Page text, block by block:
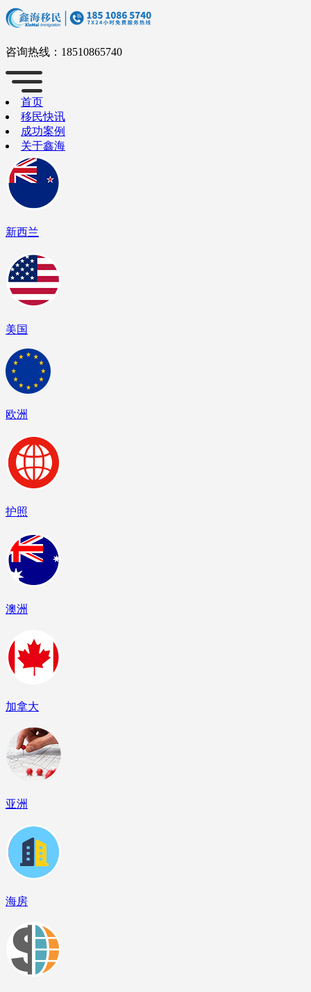
咨询热线： 18510865740
首页
移民快讯
成功案例
关于鑫海
新西兰
美国
欧洲
护照
澳洲
加拿大
亚洲
海房